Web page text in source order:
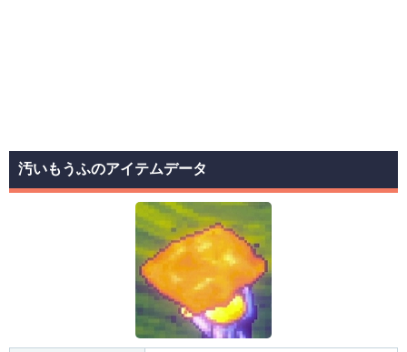
汚いもうふのアイテムデータ